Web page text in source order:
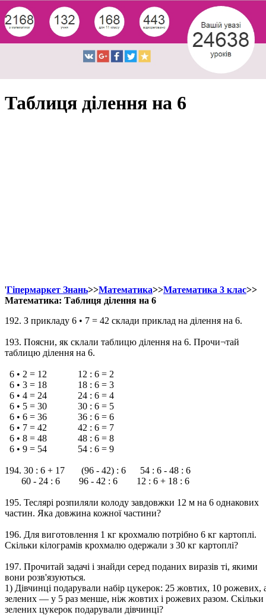
Таблиця ділення на 6
'Гіпермаркет Знань>>Математика>>Математика 3 клас>>
Математика: Таблиця ділення на 6
192. З прикладу 6 • 7 = 42 склади приклад на ділення на 6.
193. Поясни, як склали таблицю ділення на 6. Прочи¬тай
таблицю ділення на 6.
6 • 2 = 12 12 : 6 = 2
6 • 3 = 18 18 : 6 = 3
6 • 4 = 24 24 : 6 = 4
6 • 5 = 30 30 : 6 = 5
6 • 6 = 36 36 : 6 = 6
6 • 7 = 42 42 : 6 = 7
6 • 8 = 48 48 : 6 = 8
6 • 9 = 54 54 : 6 = 9
194. 30 : 6 + 17 (96 - 42) : 6 54 : 6 - 48 : 6
60 - 24 : 6 96 - 42 : 6 12 : 6 + 18 : 6
195. Теслярі розпиляли колоду завдовжки 12 м на 6 однакових
частин. Яка довжина кожної частини?
196. Для виготовлення 1 кг крохмалю потрібно 6 кг картоплі.
Скільки кілограмів крохмалю одержали з 30 кг картоплі?
197. Прочитай задачі і знайди серед поданих виразів ті, якими
вони розв'язуються.
1) Дівчинці подарували набір цукерок: 25 жовтих, 10 рожевих,
зелених — у 5 раз менше, ніж жовтих і рожевих разом. Скільки
зелених цукерок подарували дівчинці?